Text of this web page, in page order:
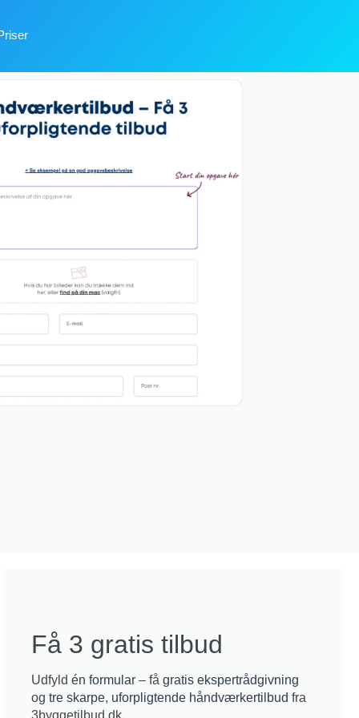
Få 3 gratis tilbud
Udfyldén formular – fågratis ekspertrådgivning
ogtre skarpe, uforpligtende håndværkertilbud fra
3byggetilbud.dk.